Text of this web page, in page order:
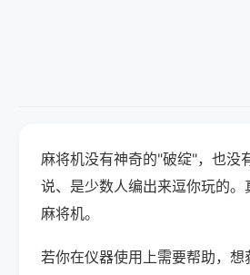
麻将机没有神奇的"破绽"，也没
说、是少数人编出来逗你玩的
麻将机。
若你在仪器使用上需要帮助，